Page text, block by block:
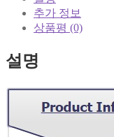
추가 정보
상품평 (0)
설명